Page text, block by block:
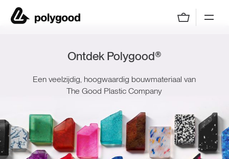
Polygood by The Good Plastic Company
Ontdek Polygood®
Een veelzijdig, hoogwaardig bouwmateriaal van
The Good Plastic Company